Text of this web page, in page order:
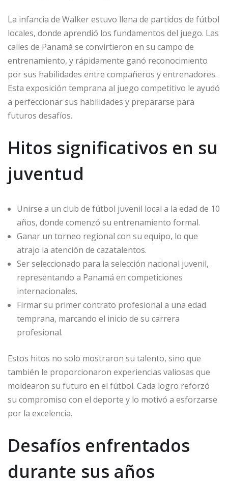
La infancia de Walker estuvo llena de partidos de fútbol
locales, donde aprendió los fundamentos del juego. Las
calles de Panamá se convirtieron en su campo de
entrenamiento, y rápidamente ganó reconocimiento
por sus habilidades entre compañeros y entrenadores.
Esta exposición temprana al juego competitivo le ayudó
a perfeccionar sus habilidades y prepararse para
futuros desafíos.
Hitos significativos en su
juventud
Unirse a un club de fútbol juvenil local a la edad de 10
años, donde comenzó su entrenamiento formal.
Ganar un torneo regional con su equipo, lo que
atrajo la atención de cazatalentos.
Ser seleccionado para la selección nacional juvenil,
representando a Panamá en competiciones
internacionales.
Firmar su primer contrato profesional a una edad
temprana, marcando el inicio de su carrera
profesional.
Estos hitos no solo mostraron su talento, sino que
también le proporcionaron experiencias valiosas que
moldearon su futuro en el fútbol. Cada logro reforzó
su compromiso con el deporte y lo motivó a esforzarse
por la excelencia.
Desafíos enfrentados
durante sus años